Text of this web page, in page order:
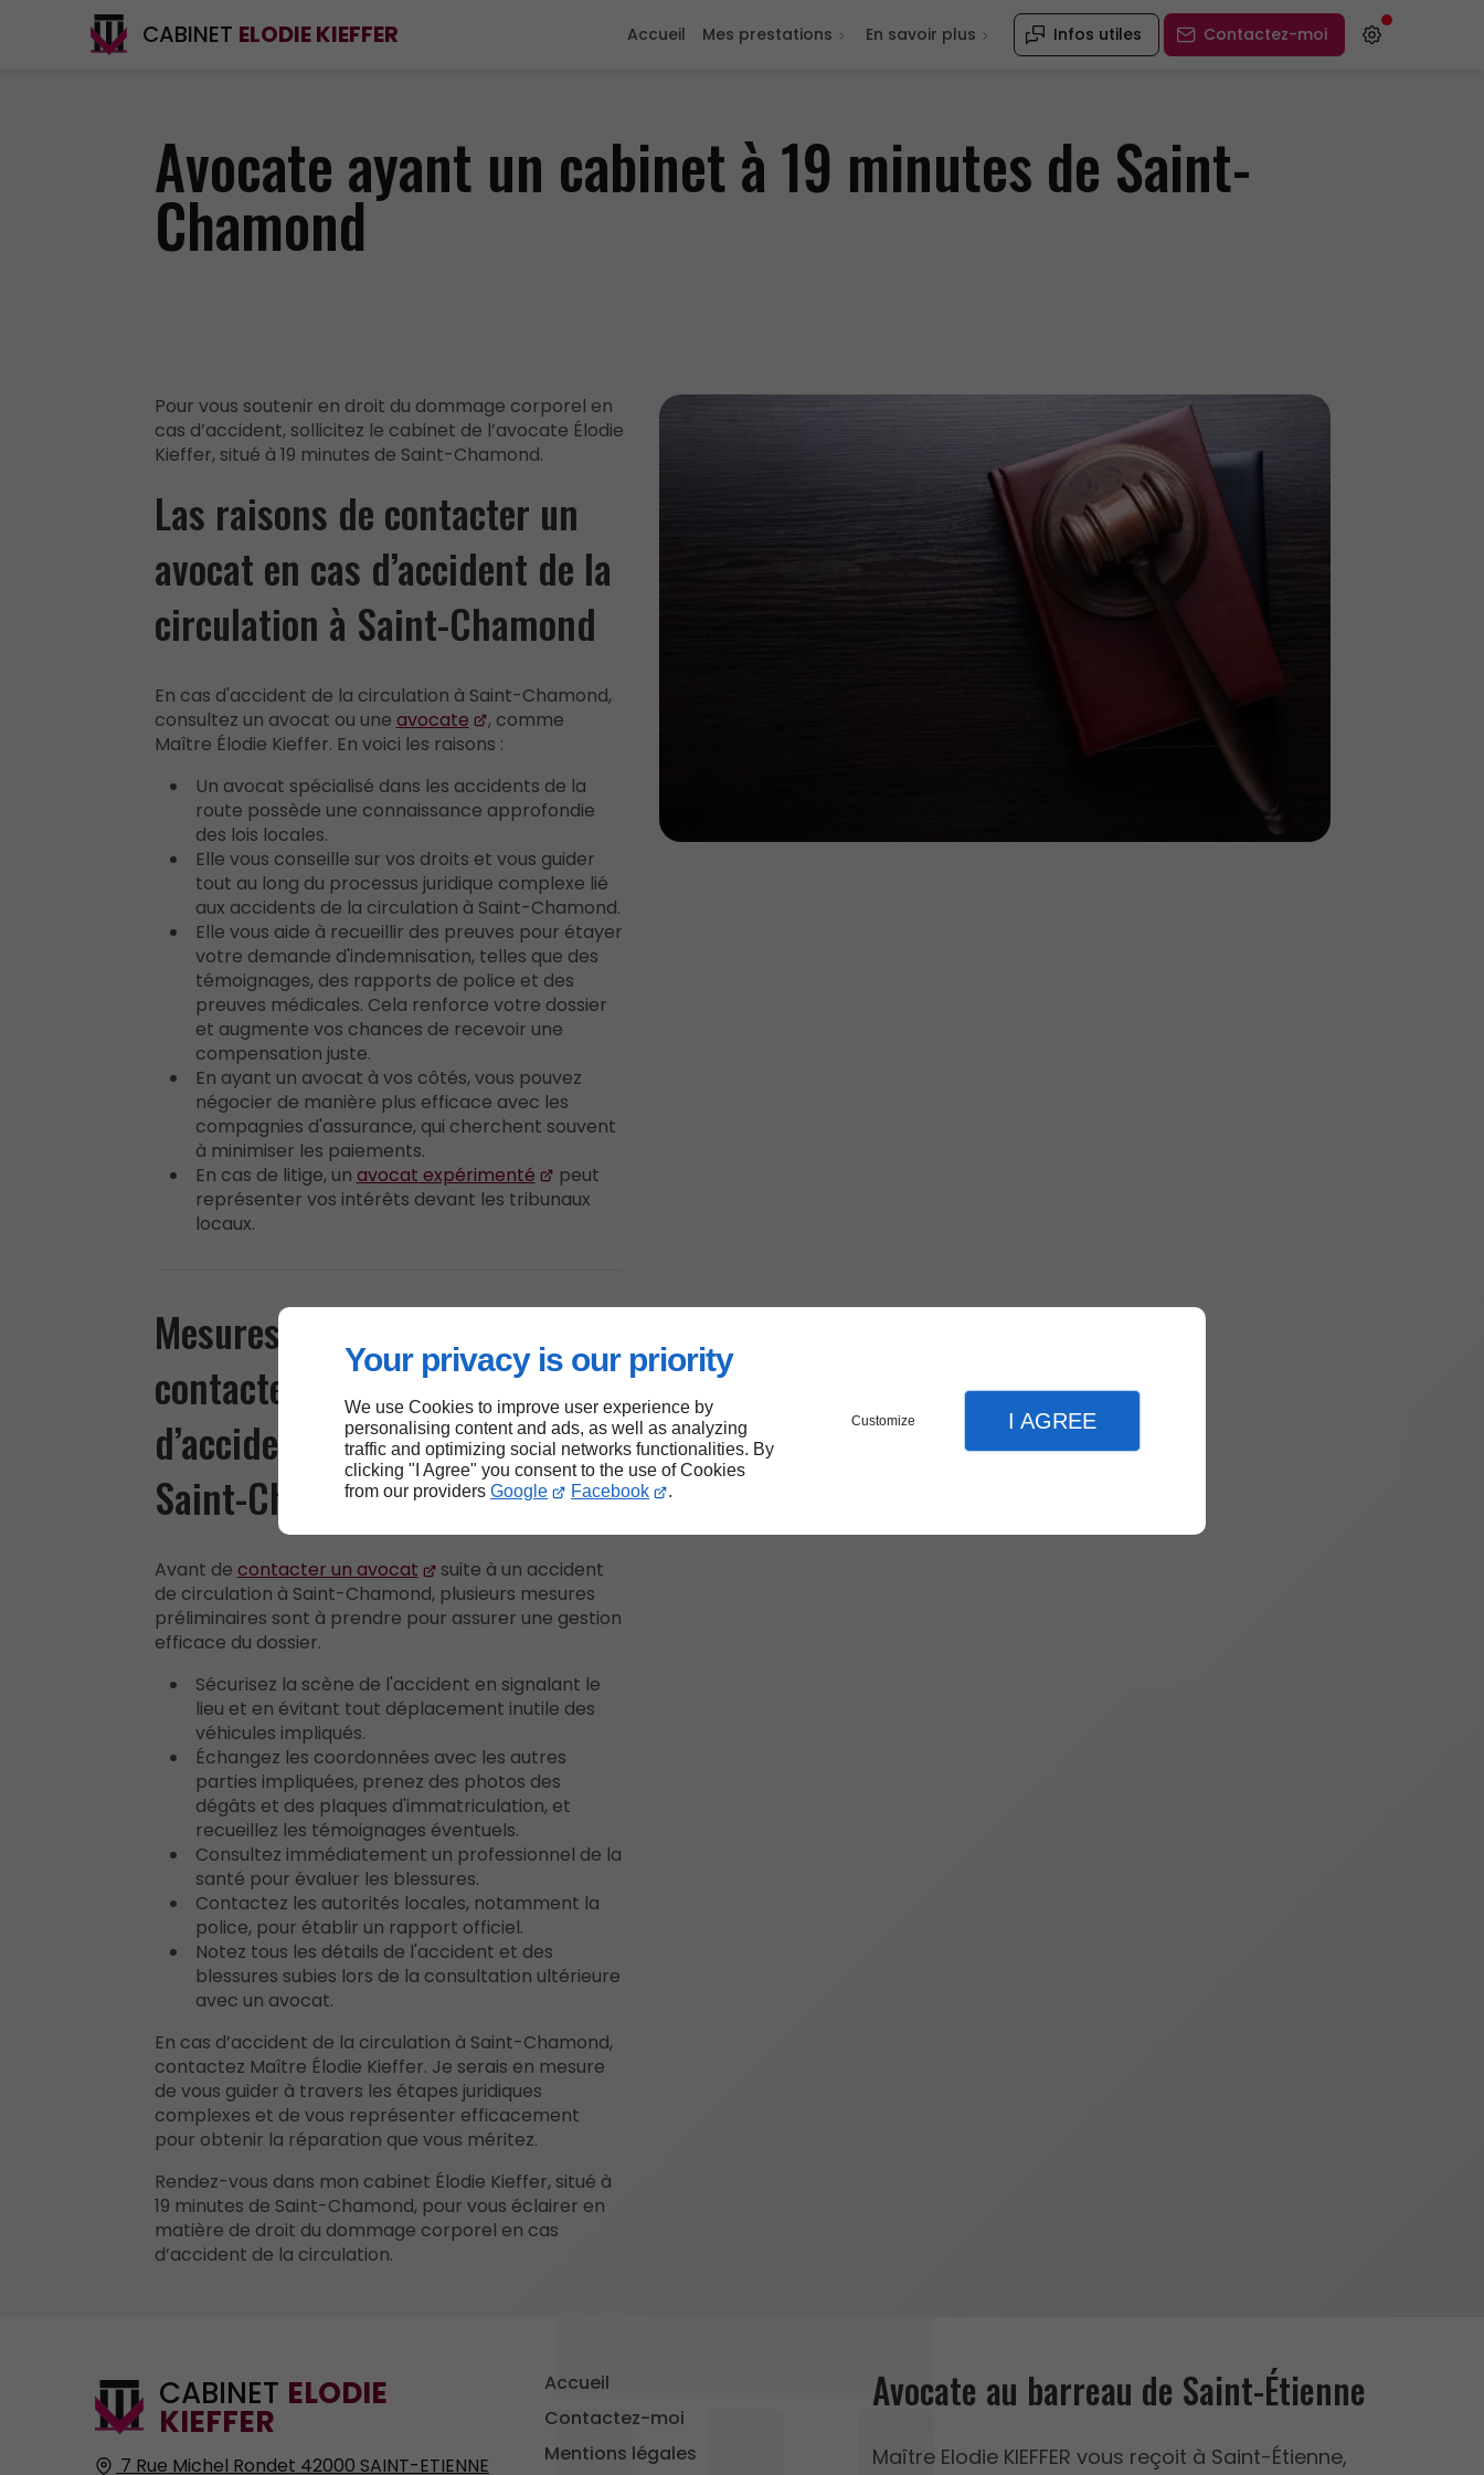
Your privacy is our priority
We use Cookies to improve user experience by
personalising content and ads, as well as analyzing
traffic and optimizing social networks functionalities. By
clicking "I Agree" you consent to the use of Cookies
from our providers Google Facebook .
Customize I AGREE
CABINET ELODIE KIEFFER Accueil Mes prestations En savoir plus Infos utiles Contactez-moi
Avocate ayant un cabinet à 19 minutes de Saint-
Chamond
Pour vous soutenir en droit du dommage corporel en
cas d’accident, sollicitez le cabinet de l’avocate Élodie
Kieffer, situé à 19 minutes de Saint-Chamond.
Las raisons de contacter un
avocat en cas d’accident de la
circulation à Saint-Chamond
En cas d'accident de la circulation à Saint-Chamond,
consultez un avocat ou une avocate
, comme
Maître Élodie Kieffer. En voici les raisons :
Un avocat spécialisé dans les accidents de la
route possède une connaissance approfondie
des lois locales.
Elle vous conseille sur vos droits et vous guider
tout au long du processus juridique complexe lié
aux accidents de la circulation à Saint-Chamond.
Elle vous aide à recueillir des preuves pour étayer
votre demande d'indemnisation, telles que des
témoignages, des rapports de police et des
preuves médicales. Cela renforce votre dossier
et augmente vos chances de recevoir une
compensation juste.
En ayant un avocat à vos côtés, vous pouvez
négocier de manière plus efficace avec les
compagnies d'assurance, qui cherchent souvent
à minimiser les paiements.
En cas de litige, un avocat expérimenté
peut
représenter vos intérêts devant les tribunaux
locaux.
Mesures à prendre avant de
contacter un avocat en cas
d’accident de circulation à
Saint-Chamond
Avant de contacter un avocat
suite à un accident
de circulation à Saint-Chamond, plusieurs mesures
préliminaires sont à prendre pour assurer une gestion
efficace du dossier.
Sécurisez la scène de l'accident en signalant le
lieu et en évitant tout déplacement inutile des
véhicules impliqués.
Échangez les coordonnées avec les autres
parties impliquées, prenez des photos des
dégâts et des plaques d'immatriculation, et
recueillez les témoignages éventuels.
Consultez immédiatement un professionnel de la
santé pour évaluer les blessures.
Contactez les autorités locales, notamment la
police, pour établir un rapport officiel.
Notez tous les détails de l'accident et des
blessures subies lors de la consultation ultérieure
avec un avocat.
En cas d’accident de la circulation à Saint-Chamond,
contactez Maître Élodie Kieffer. Je serais en mesure
de vous guider à travers les étapes juridiques
complexes et de vous représenter efficacement
pour obtenir la réparation que vous méritez.
Rendez-vous dans mon cabinet Élodie Kieffer, situé à
19 minutes de Saint-Chamond, pour vous éclairer en
matière de droit du dommage corporel en cas
d’accident de la circulation.
CABINET ELODIE
KIEFFER
7 Rue Michel Rondet 42000 SAINT-ETIENNE
Accueil
Contactez-moi
Mentions légales
Avocate au barreau de Saint-Étienne
Maître Elodie KIEFFER vous reçoit à Saint-Étienne,